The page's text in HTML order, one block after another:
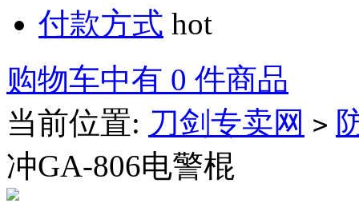
付款方式 hot
购物车中有 0 件商品
当前位置: 刀剑专卖网 >
冲GA-806电警棍